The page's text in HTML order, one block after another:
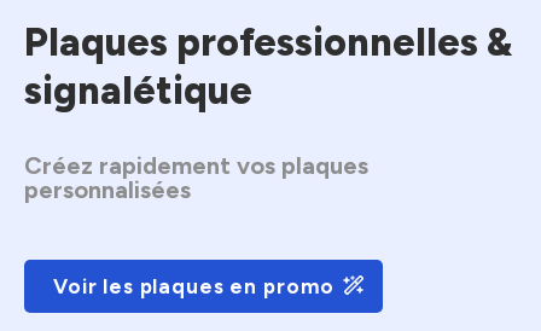
Plaques professionnelles &
signalétique
Créez rapidement vos plaques
personnalisées
Voir les plaques en promo